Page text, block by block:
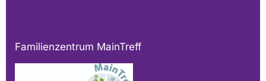
Familienzentrum MainTreff